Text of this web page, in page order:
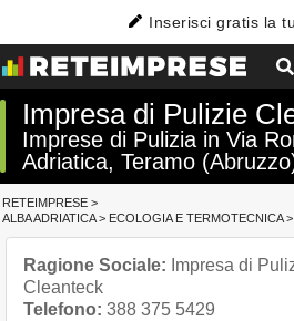
Inserisci gratis la
Impresa di Pulizie
Imprese di Pulizia in Via
Adriatica, Teramo
RETEIMPRESE >
ALBA ADRIATICA> ECOLOGIA E TERMOTECNICA>
Ragione Sociale: Impresa di
Cleanteck
Telefono: 388 375 5429